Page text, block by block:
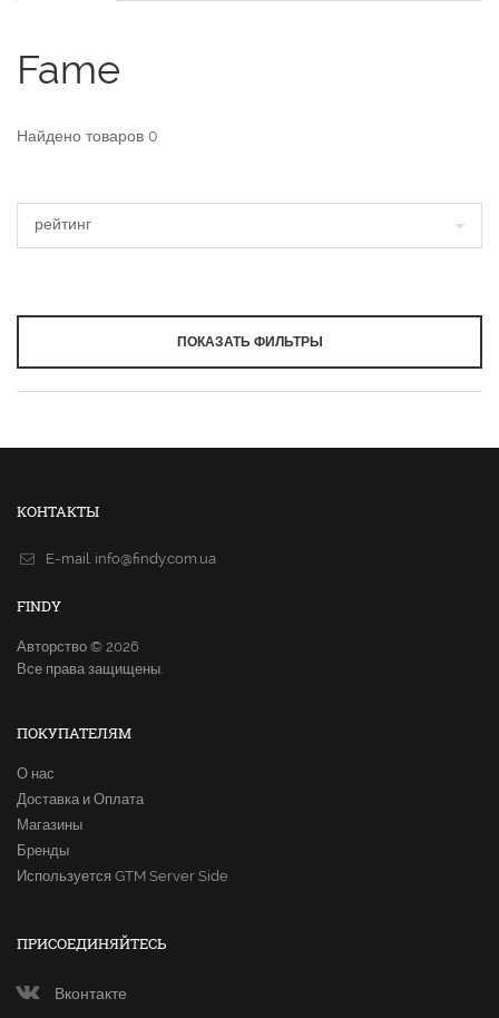
Fame
Найдено товаров 0
ПОКАЗАТЬ ФИЛЬТРЫ
КОНТАКТЫ
E-mail. info@findy.com.ua
FINDY
Авторство © 2026
Все права защищены.
ПОКУПАТЕЛЯМ
О нас
Доставка и Оплата
Магазины
Бренды
Используется GTM Server Side
ПРИСОЕДИНЯЙТЕСЬ
Вконтакте